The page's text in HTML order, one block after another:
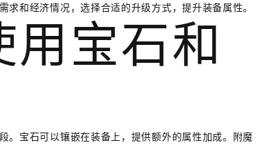
和经济情况，选择合适的升级方式，提升装备属性。
宝石和
。宝石可以镶嵌在装备上，提供额外的属性加成。附魔